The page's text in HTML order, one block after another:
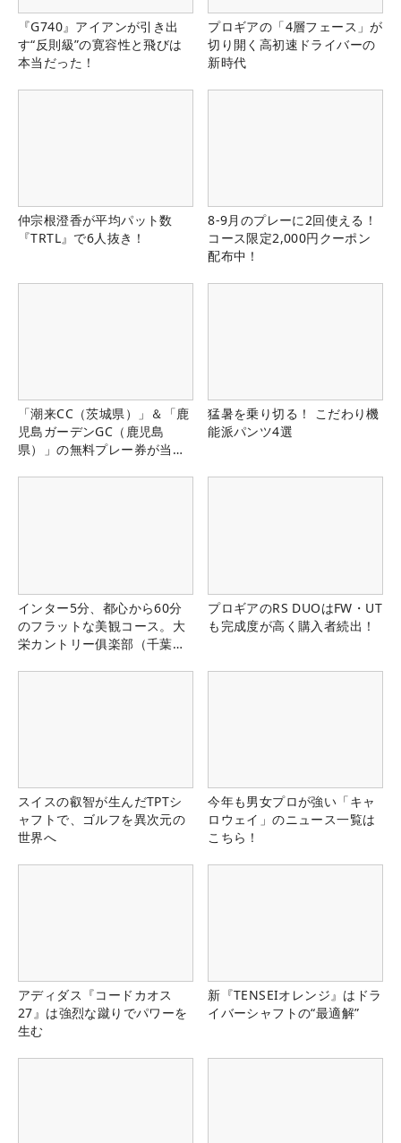
『G740』アイアンが引き出
す“反則級”の寛容性と飛びは
本当だった！
プロギアの「4層フェース」が
切り開く高初速ドライバーの
新時代
仲宗根澄香が平均パット数
『TRTL』で6人抜き！
8-9月のプレーに2回使える！
コース限定2,000円クーポン
配布中！
「潮来CC（茨城県）」＆「鹿
児島ガーデンGC（鹿児島
県）」の無料プレー券が当た
猛暑を乗り切る！ こだわり機
能派パンツ4選
インター5分、都心から60分
のフラットな美観コース。大
栄カントリー俱楽部（千葉
プロギアのRS DUOはFW・UT
も完成度が高く購入者続出！
スイスの叡智が生んだTPTシ
ャフトで、ゴルフを異次元の
世界へ
今年も男女プロが強い「キャ
ロウェイ」のニュース一覧は
こちら！
アディダス『コードカオス
27』は強烈な蹴りでパワーを
生む
新『TENSEIオレンジ』はドラ
イバーシャフトの“最適解”